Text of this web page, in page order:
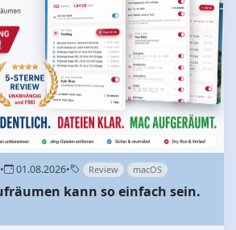
• 01.08.2026• Review macOS
kann so einfach sein.